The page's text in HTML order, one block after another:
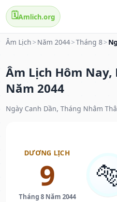
🗓️Amlich.org
Âm Lịch > Năm 2044>Tháng 8>
Âm Lịch Hôm Nay,
Năm 2044
Ngày Canh Dần, Tháng Nhâm
DƯƠNG LỊCH
9
Tháng 8 Năm 2044